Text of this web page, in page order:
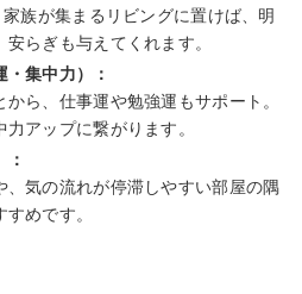
族が集まるリビングに置けば、明
らぎも与えてくれます。
集中力）：
ら、仕事運や勉強運もサポート。
アップに繋がります。
、気の流れが停滞しやすい部屋の隅
すめです。